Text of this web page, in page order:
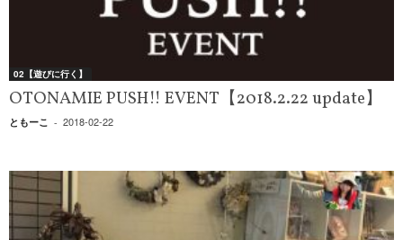
02【遊びに行く】
OTONAMIE PUSH!! EVENT【2018.2.22 update】
ともーこ - 2018-02-22